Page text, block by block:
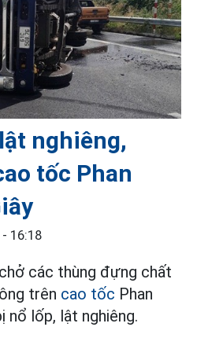
nghiêng,
tốc Phan
16:18
các thùng đựng chất
trên cao tốc Phan
nổ lốp, lật nghiêng.